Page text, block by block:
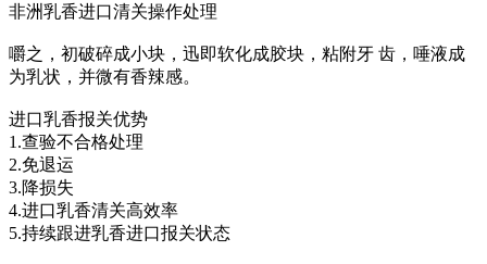
非洲乳香进口清关操作处理
嚼之，初破碎成小块，迅即软化成胶块，粘附牙 齿，唾液成
为乳状，并微有香辣感。
进口乳香报关优势
1.查验不合格处理
2.免退运
3.降损失
4.进口乳香清关高效率
5.持续跟进乳香进口报关状态